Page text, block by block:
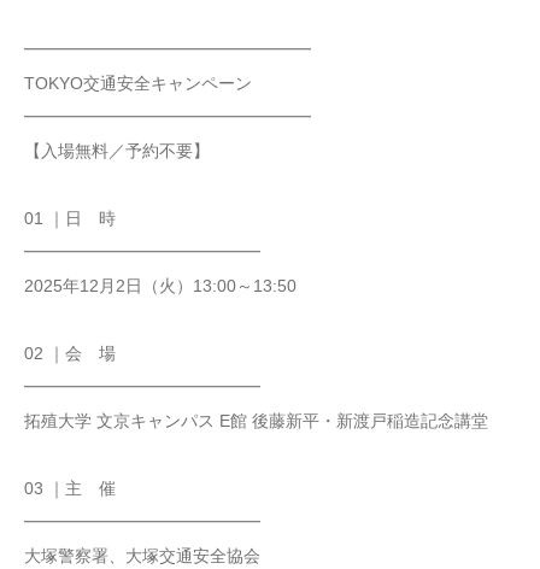
━━━━━━━━━━━━━━━━━
TOKYO交通安全キャンペーン
━━━━━━━━━━━━━━━━━
【入場無料／予約不要】
01 ｜日 時
━━━━━━━━━━━━━━
2025年12月2日（火）13:00～13:50
02 ｜会 場
━━━━━━━━━━━━━━
拓殖大学 文京キャンパス E館 後藤新平・新渡戸稲造記念講堂
03 ｜主 催
━━━━━━━━━━━━━━
大塚警察署、大塚交通安全協会